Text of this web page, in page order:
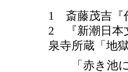
1 斎藤茂吉『
2 『新潮日本
泉寺所蔵「地
「赤き池に